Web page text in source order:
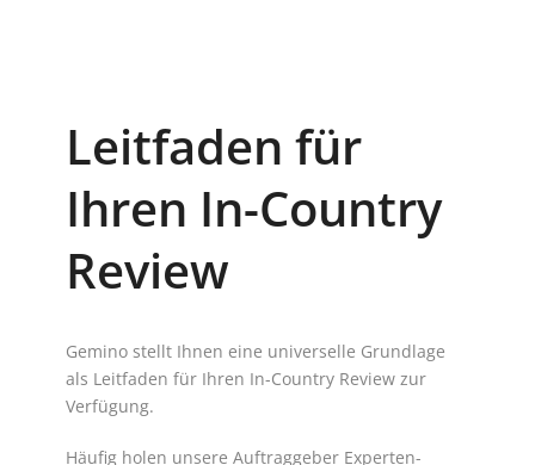
Leitfaden für
Ihren In-Country
Review
Gemino stellt Ihnen eine universelle Grundlage
als Leitfaden für Ihren In-Country Review zur
Verfügung.
Häufig holen unsere Auftraggeber Experten-